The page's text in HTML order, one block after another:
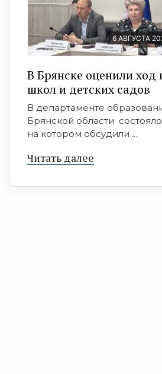
6 АВГУСТА
В Брянске оценили ход
школ и детских садов
В департаменте
Брянской области
на котором обсудили ...
Читать далее